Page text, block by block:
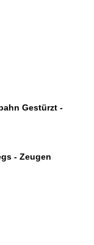
Gestürzt -
- Zeugen